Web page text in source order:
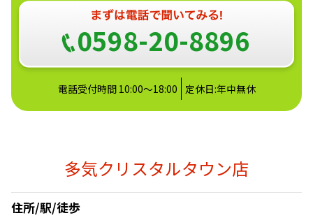
0598-20-8896
電話受付時間 10:00～18:00 定休日:年中無休
多気クリスタルタウン店
住所/駅/徒歩